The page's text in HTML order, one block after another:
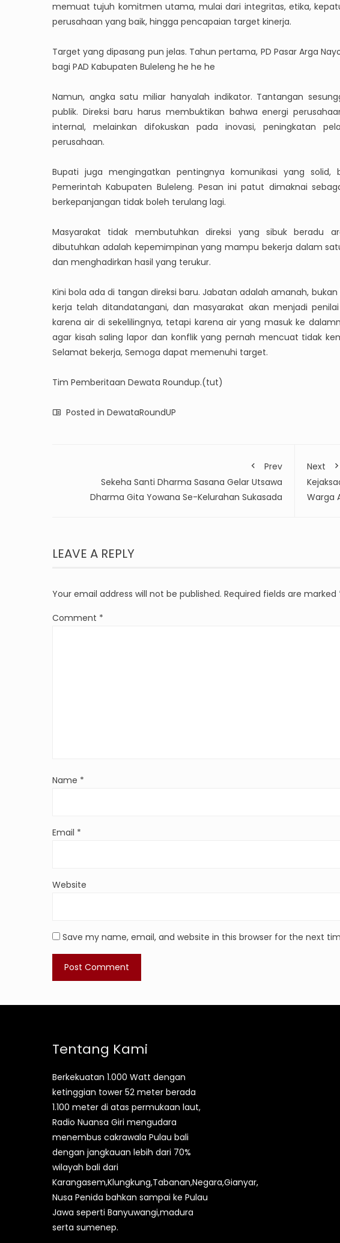
memuat tujuh komitmen utama, mulai dari integritas, etika,
perusahaan yang baik, hingga pencapaian target kinerja.
Target yang dipasang pun jelas. Tahun pertama, PD Pasar Arga
bagi PAD Kabupaten Buleleng he he he
Namun, angka satu miliar hanyalah indikator. Tantangan
publik. Direksi baru harus membuktikan bahwa energi
internal, melainkan difokuskan pada inovasi, peningkatan
perusahaan.
Bupati juga mengingatkan pentingnya komunikasi yang
Pemerintah Kabupaten Buleleng. Pesan ini patut dimaknai
berkepanjangan tidak boleh terulang lagi.
Masyarakat tidak membutuhkan direksi yang sibuk beradu
dibutuhkan adalah kepemimpinan yang mampu bekerja dalam
dan menghadirkan hasil yang terukur.
Kini bola ada di tangan direksi baru. Jabatan adalah amanah,
kerja telah ditandatangani, dan masyarakat akan menjadi
karena air di sekelilingnya, tetapi karena air yang masuk ke
agar kisah saling lapor dan konflik yang pernah mencuat tidak
Selamat bekerja, Semoga dapat memenuhi target.
Tim Pemberitaan Dewata Roundup.(tut)
Posted in DewataRoundUP
Prev
Sekeha Santi Dharma Sasana Gelar Utsawa
Dharma Gita Yowana Se-Kelurahan Sukasada
Next
Warga
LEAVE A REPLY
Your email address will not be published. Required fields are marked
Comment *
Name *
Email *
Website
Save my name, email, and website in this browser for the next
Tentang Kami
Berkekuatan 1.000 Watt dengan
ketinggian tower 52 meter berada
1.100 meter di atas permukaan laut,
Radio Nuansa Giri mengudara
menembus cakrawala Pulau bali
dengan jangkauan lebih dari 70%
wilayah bali dari
Karangasem,Klungkung,Tabanan,Negara,Gianyar,
Nusa Penida bahkan sampai ke Pulau
Jawa seperti Banyuwangi,madura
serta sumenep.